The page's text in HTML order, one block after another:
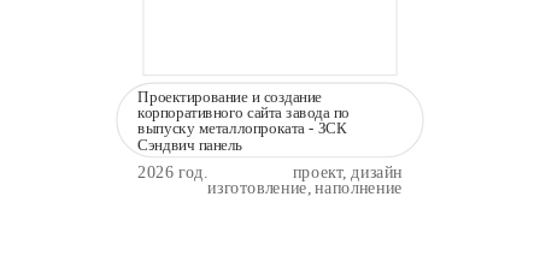
Проектирование и создание
корпоративного сайта завода по
выпуску металлопроката - ЗСК
Сэндвич панель
2026 год.
проект, дизайн
изготовление, наполнение